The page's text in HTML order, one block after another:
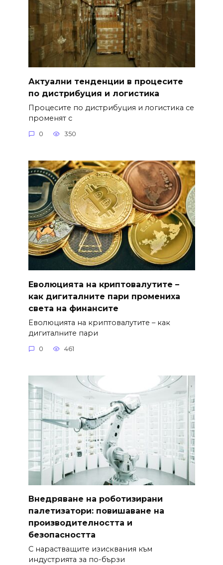
Актуални тенденции в процесите
по дистрибуция и логистика
Процесите по дистрибуция и логистика се
променят с
0 350
Еволюцията на криптовалутите –
как дигиталните пари промениха
света на финансите
Еволюцията на криптовалутите – как
дигиталните пари
0 461
Внедряване на роботизирани
палетизатори: повишаване на
производителността и
безопасността
С нарастващите изисквания към
индустрията за по-бързи